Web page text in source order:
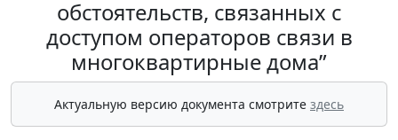
обстоятельств, связанных с
доступом операторов связи в
многоквартирные дома”
Актуальную версию документа смотрите здесь